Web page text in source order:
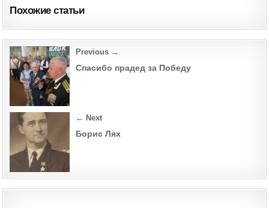
Похожие статьи
Post
navigation
Previous →
Спасибо прадед за Победу
← Next
Борис Лях